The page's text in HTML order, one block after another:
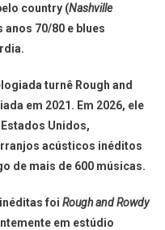
country (Nashville
70/80 e blues
turnê Rough and
em 2021. Em 2026, ele
Unidos,
acústicos inéditos
de mais de 600 músicas.
foi Rough and Rowdy
em estúdio